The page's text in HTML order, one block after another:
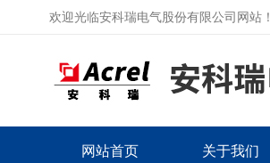
欢迎光临安科瑞电气股份有限公司网站！
网站首页 关于我们